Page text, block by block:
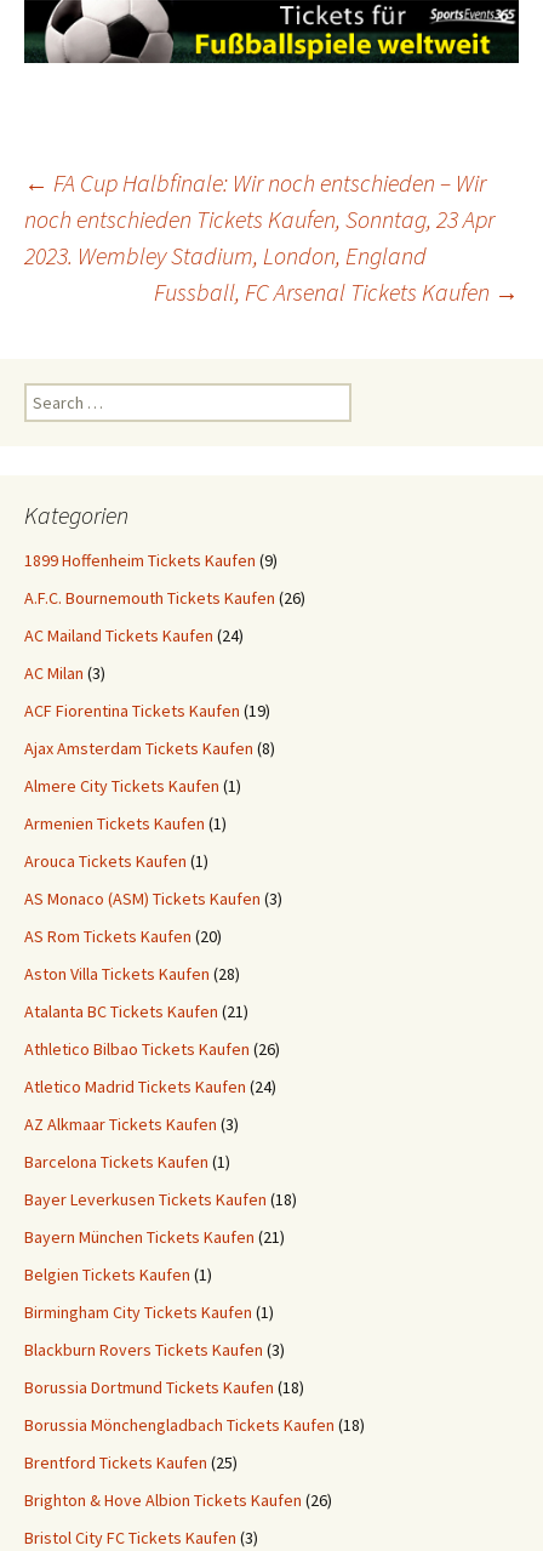
Post
navigation
← FA Cup Halbfinale: Wir noch entschieden – Wir
noch entschieden Tickets Kaufen, Sonntag, 23 Apr
2023. Wembley Stadium, London, England
Fussball, FC Arsenal Tickets Kaufen →
Search
for:
Kategorien
1899 Hoffenheim Tickets Kaufen (9)
A.F.C. Bournemouth Tickets Kaufen (26)
AC Mailand Tickets Kaufen (24)
AC Milan (3)
ACF Fiorentina Tickets Kaufen (19)
Ajax Amsterdam Tickets Kaufen (8)
Almere City Tickets Kaufen (1)
Armenien Tickets Kaufen (1)
Arouca Tickets Kaufen (1)
AS Monaco (ASM) Tickets Kaufen (3)
AS Rom Tickets Kaufen (20)
Aston Villa Tickets Kaufen (28)
Atalanta BC Tickets Kaufen (21)
Athletico Bilbao Tickets Kaufen (26)
Atletico Madrid Tickets Kaufen (24)
AZ Alkmaar Tickets Kaufen (3)
Barcelona Tickets Kaufen (1)
Bayer Leverkusen Tickets Kaufen (18)
Bayern München Tickets Kaufen (21)
Belgien Tickets Kaufen (1)
Birmingham City Tickets Kaufen (1)
Blackburn Rovers Tickets Kaufen (3)
Borussia Dortmund Tickets Kaufen (18)
Borussia Mönchengladbach Tickets Kaufen (18)
Brentford Tickets Kaufen (25)
Brighton & Hove Albion Tickets Kaufen (26)
Bristol City FC Tickets Kaufen (3)